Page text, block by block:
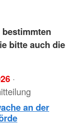
bitte auch die
·
an der